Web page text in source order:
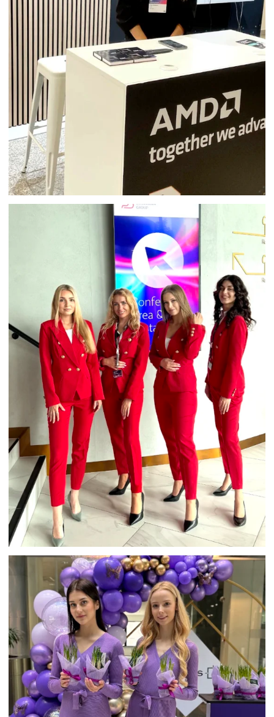
HOSTESSA AWS DAY WARSAW
HOSTESSY – OBSŁUGA KONFERENCJI
W JĘZYKACH OBCYCH